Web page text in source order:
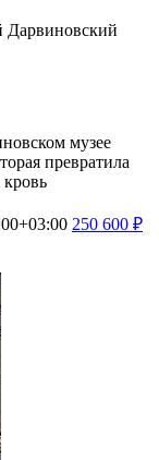
Дарвиновский
музее
превратила
250 600 ₽